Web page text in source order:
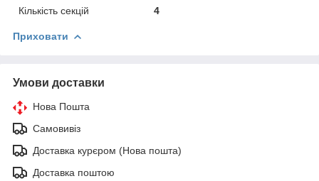
Кількість секцій 4
Приховати
Умови доставки
Нова Пошта
Самовивіз
Доставка курєром (Нова пошта)
Доставка поштою